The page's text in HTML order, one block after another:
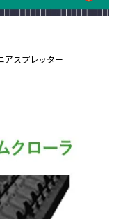
アスプレッター